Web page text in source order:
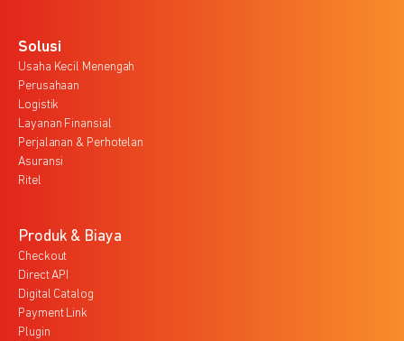
Solusi
Usaha Kecil Menengah
Perusahaan
Logistik
Layanan Finansial
Perjalanan & Perhotelan
Asuransi
Ritel
Produk & Biaya
Checkout
Direct API
Digital Catalog
Payment Link
Plugin